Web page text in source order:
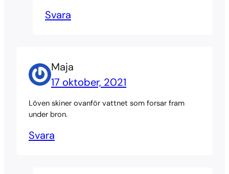
Svara
Maja
17 oktober, 2021
Löven skiner ovanför vattnet som forsar fram
under bron.
Svara